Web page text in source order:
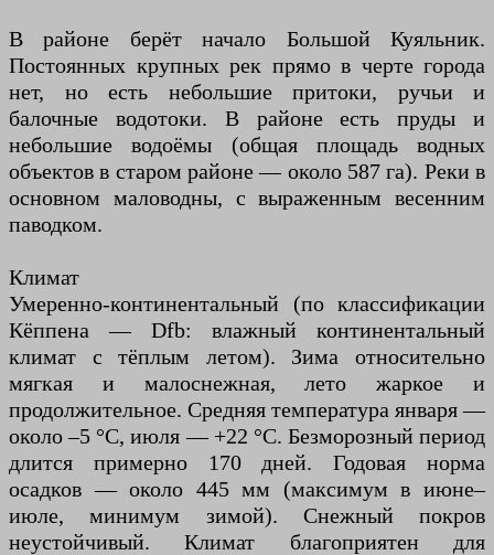
В районе берёт начало Большой Куяльник.
Постоянных крупных рек прямо в черте города
нет, но есть небольшие притоки, ручьи и
балочные водотоки. В районе есть пруды и
небольшие водоёмы (общая площадь водных
объектов в старом районе — около 587 га). Реки в
основном маловодны, с выраженным весенним
паводком.
Климат
Умеренно-континентальный (по классификации
Кёппена — Dfb: влажный континентальный
климат с тёплым летом). Зима относительно
мягкая и малоснежная, лето жаркое и
продолжительное. Средняя температура января —
около –5 °C, июля — +22 °C. Безморозный период
длится примерно 170 дней. Годовая норма
осадков — около 445 мм (максимум в июне–
июле, минимум зимой). Снежный покров
неустойчивый. Климат благоприятен для